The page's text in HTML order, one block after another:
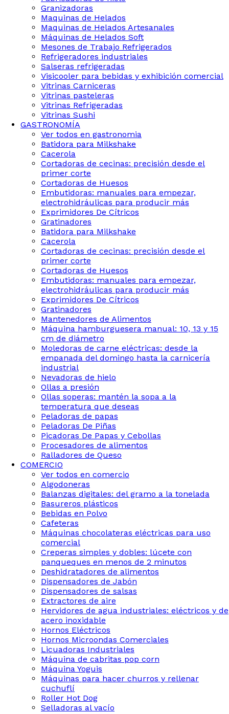
Granizadoras
Maquinas de Helados
Maquinas de Helados Artesanales
Máquinas de Helados Soft
Mesones de Trabajo Refrigerados
Refrigeradores industriales
Salseras refrigeradas
Visicooler para bebidas y exhibición comercial
Vitrinas Carniceras
Vitrinas pasteleras
Vitrinas Refrigeradas
Vitrinas Sushi
GASTRONOMÍA
Ver todos en gastronomia
Batidora para Milkshake
Cacerola
Cortadoras de cecinas: precisión desde el
primer corte
Cortadoras de Huesos
Embutidoras: manuales para empezar,
electrohidráulicas para producir más
Exprimidores De Cítricos
Gratinadores
Batidora para Milkshake
Cacerola
Cortadoras de cecinas: precisión desde el
primer corte
Cortadoras de Huesos
Embutidoras: manuales para empezar,
electrohidráulicas para producir más
Exprimidores De Cítricos
Gratinadores
Mantenedores de Alimentos
Máquina hamburguesera manual: 10, 13 y 15
cm de diámetro
Moledoras de carne eléctricas: desde la
empanada del domingo hasta la carnicería
industrial
Nevadoras de hielo
Ollas a presión
Ollas soperas: mantén la sopa a la
temperatura que deseas
Peladoras de papas
Peladoras De Piñas
Picadoras De Papas y Cebollas
Procesadores de alimentos
Ralladores de Queso
COMERCIO
Ver todos en comercio
Algodoneras
Balanzas digitales: del gramo a la tonelada
Basureros plásticos
Bebidas en Polvo
Cafeteras
Máquinas chocolateras eléctricas para uso
comercial
Creperas simples y dobles: lúcete con
panqueques en menos de 2 minutos
Deshidratadores de alimentos
Dispensadores de Jabón
Dispensadores de salsas
Extractores de aire
Hervidores de agua industriales: eléctricos y de
acero inoxidable
Hornos Eléctricos
Hornos Microondas Comerciales
Licuadoras Industriales
Máquina de cabritas pop corn
Máquina Yoguis
Máquinas para hacer churros y rellenar
cuchuflí
Roller Hot Dog
Selladoras al vacío